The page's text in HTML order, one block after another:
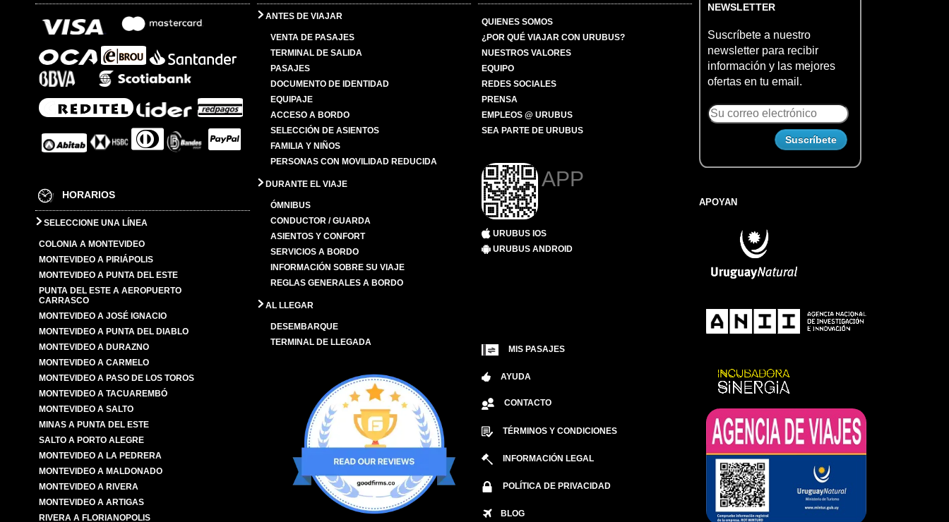
HORARIOS
SELECCIONE UNA LÍNEA
COLONIA A MONTEVIDEO
MONTEVIDEO A PIRIÁPOLIS
MONTEVIDEO A PUNTA DEL ESTE
PUNTA DEL ESTE A AEROPUERTO
CARRASCO
MONTEVIDEO A JOSÉ IGNACIO
MONTEVIDEO A PUNTA DEL DIABLO
MONTEVIDEO A DURAZNO
MONTEVIDEO A CARMELO
MONTEVIDEO A PASO DE LOS TOROS
MONTEVIDEO A TACUAREMBÓ
MONTEVIDEO A SALTO
MINAS A PUNTA DEL ESTE
SALTO A PORTO ALEGRE
MONTEVIDEO A LA PEDRERA
MONTEVIDEO A MALDONADO
MONTEVIDEO A RIVERA
MONTEVIDEO A ARTIGAS
RIVERA A FLORIANOPOLIS
ANTES DE VIAJAR
VENTA DE PASAJES
TERMINAL DE SALIDA
PASAJES
DOCUMENTO DE IDENTIDAD
EQUIPAJE
ACCESO A BORDO
SELECCIÓN DE ASIENTOS
FAMILIA Y NIÑOS
PERSONAS CON MOVILIDAD REDUCIDA
DURANTE EL VIAJE
ÓMNIBUS
CONDUCTOR / GUARDA
ASIENTOS Y CONFORT
SERVICIOS A BORDO
INFORMACIÓN SOBRE SU VIAJE
REGLAS GENERALES A BORDO
AL LLEGAR
DESEMBARQUE
TERMINAL DE LLEGADA
QUIENES SOMOS
¿POR QUÉ VIAJAR CON URUBUS?
NUESTROS VALORES
EQUIPO
REDES SOCIALES
PRENSA
EMPLEOS @ URUBUS
SEA PARTE DE URUBUS
APP
URUBUS IOS
URUBUS ANDROID
MIS PASAJES
AYUDA
CONTACTO
TÉRMINOS Y CONDICIONES
INFORMACIÓN LEGAL
POLÍTICA DE PRIVACIDAD
BLOG
NEWSLETTER
Suscríbete a nuestro
newsletter para recibir
información y las mejores
ofertas en tu email.
APOYAN